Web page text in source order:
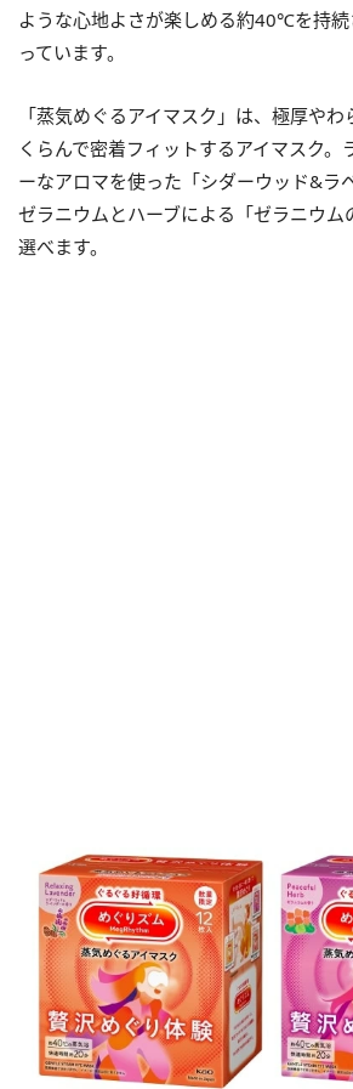
ような心地よさが楽しめる約40℃を持
っています。
「蒸気めぐるアイマスク」は、極厚や
くらんで密着フィットするアイマスク。
ーなアロマを使った「シダーウッド&ラ
ゼラニウムとハーブによる「ゼラニウム
選べます。